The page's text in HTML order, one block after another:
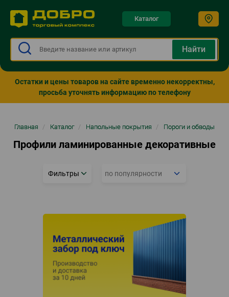
Каталог
Остатки и цены товаров на сайте временно некорректны,
просьба уточнять информацию по телефону
Строка
Главная / Каталог / Напольные покрытия / Пороги и обводы
Профили ламинированные декоративные
Фильтры